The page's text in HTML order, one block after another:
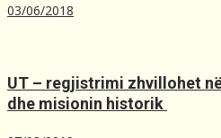
03/06/2018
UT – regjistrimi zhvillohet
dhe misionin historik ️